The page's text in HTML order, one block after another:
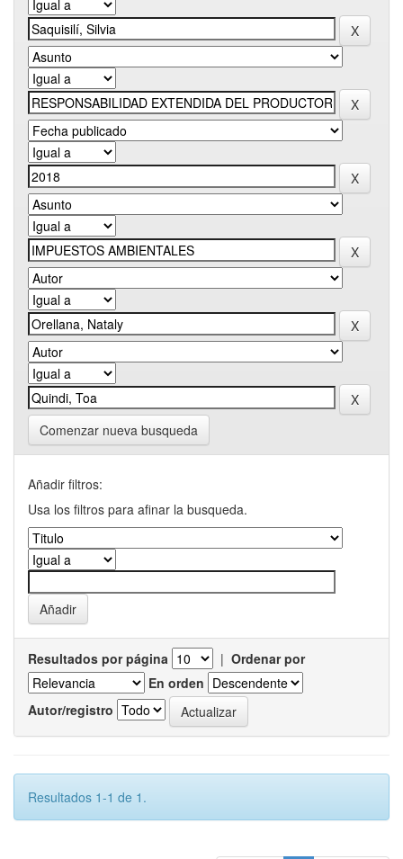
Comenzar nueva busqueda
Añadir filtros:
Usa los filtros para afinar la busqueda.
Resultados por página | Ordenar por
En orden
Autor/registro
Resultados 1-1 de 1.